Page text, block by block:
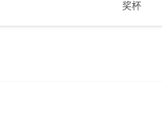
奖杯